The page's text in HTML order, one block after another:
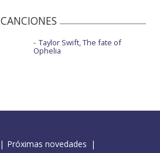
CANCIONES
Taylor Swift, The fate of
Ophelia
Próximas novedades